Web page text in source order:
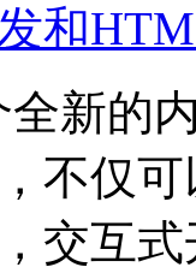
和
新的
不仅
交互